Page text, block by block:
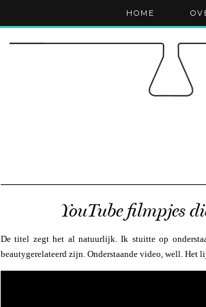
HOME
YouTube filmpjes
De titel zegt het al natuurlijk. Ik stuitte op
beautygerelateerd zijn. Onderstaande video, well. Het